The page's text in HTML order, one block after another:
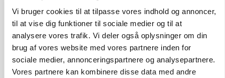
Vi bruger cookies til at tilpasse vores indhold og annoncer,
til at vise dig funktioner til sociale medier og til at
analysere vores trafik. Vi deler også oplysninger om din
brug af vores website med vores partnere inden for
sociale medier, annonceringspartnere og analysepartnere.
Vores partnere kan kombinere disse data med andre
BUSINESS
Lave grisepriser og nye regler øger landbobanks
forsigtighed